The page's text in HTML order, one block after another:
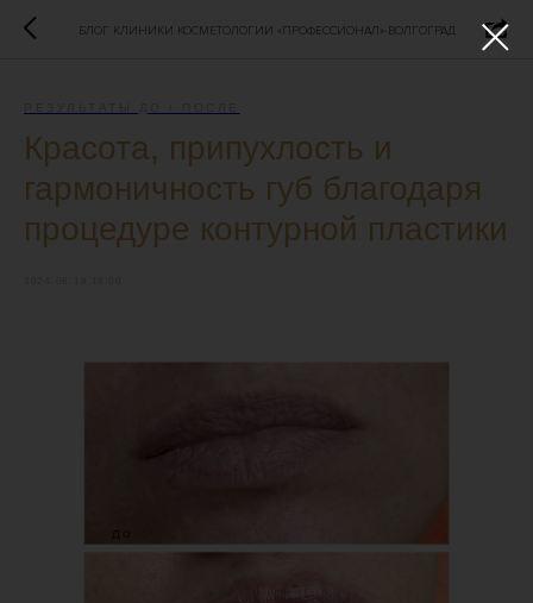
БЛОГ КЛИНИКИ КОСМЕТОЛОГИИ «ПРОФЕССИОНАЛ»-ВОЛГОГРАД
Красота, припухлость и
гармоничность губ благодаря
процедуре контурной пластики